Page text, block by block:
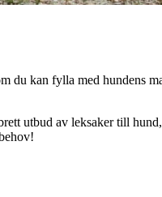
du kan fylla med hundens
utbud av leksaker till